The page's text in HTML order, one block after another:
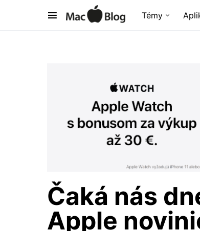
Témy
Čaká nás
Apple